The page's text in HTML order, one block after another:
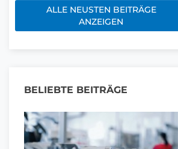
ALLE NEUSTEN BEITRÄGE
ANZEIGEN
BELIEBTE BEITRÄGE